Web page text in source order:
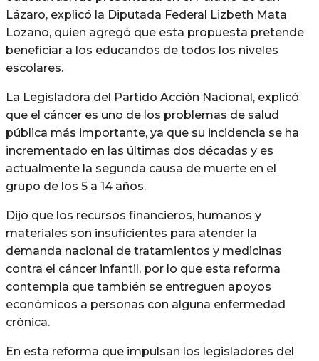
Lázaro, explicó la Diputada Federal Lizbeth Mata
Lozano, quien agregó que esta propuesta pretende
beneficiar a los educandos de todos los niveles
escolares.
La Legisladora del Partido Acción Nacional, explicó
que el cáncer es uno de los problemas de salud
pública más importante, ya que su incidencia se ha
incrementado en las últimas dos décadas y es
actualmente la segunda causa de muerte en el
grupo de los 5 a 14 años.
Dijo que los recursos financieros, humanos y
materiales son insuficientes para atender la
demanda nacional de tratamientos y medicinas
contra el cáncer infantil, por lo que esta reforma
contempla que también se entreguen apoyos
económicos a personas con alguna enfermedad
crónica.
En esta reforma que impulsan los legisladores del